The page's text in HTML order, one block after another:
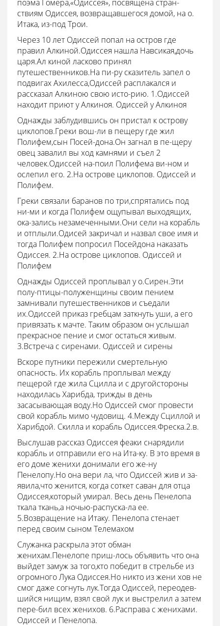
поэма Гомера,«Одиссея», посвящена стран-
ствиям Одиссея, возвращавшегося домой, на о.
Итака, из-под Трои.
Через 10 лет Одиссей попал на остров где
правил Алкиной.Одиссея нашла Навсикая,дочь
царя.Ал киной ласково принял
путешественников.На пи-ру сказитель запел о
подвигах Ахилесса,Одиссей расплакался и
рассказал Алкиною свою исто-рию. 1.Одиссей
находит приют у Алкиноя. Одиссей у Алкиноя
Однажды заблудившись он пристал к острову
циклопов.Греки вош-ли в пещеру где жил
Полифем,сын Посей-дона.Он загнал в пе-щеру
овец завалил вы ход камнями и съел 2
человек.Одиссей на-поил Полифема ви-ном и
ослепил его. 2.На острове циклопов. Одиссей и
Полифем.
Греки связали баранов по три,спрятались под
ни-ми и когда Полифем ощупывал выходящих,
ока-зались незамеченными.Они сели на корабль
и отплыли.Одисей закричал и назвал свое имя и
тогда Полифем попросил Посейдона наказать
Одиссея. 2.На острове циклопов. Одиссей и
Полифем
Однажды Одиссей проплывал у о.Сирен.Эти
полу-птицы-полуженщины своим пением
замнивали путешественников и съедали
их.Одиссей приказ гребцам заткнуть уши, а его
привязать к мачте. Таким образом он услышал
прекрасное пение и смог остаться живым.
3.Встреча с сиренами. Одиссей и сирены
Вскоре путники пережили смертельную
опасность. Их корабль проплывал между
пещерой где жила Сцилла и с другойстороны
находилась Харибда, трижды в день
засасывающая воду.Но Одиссей смог провести
свой корабль мимо чудовищ. 4.Между Сциллой и
Харибдой. Скилла и корабль Одиссея.Фреска.2.в.
Выслушав рассказ Одиссея феаки снарядили
корабль и отправили его на Ита-ку. В это время в
его доме женихи донимали его же-ну
Пенелопу.Но она вери ла, что Одиссей жив и за-
явила,что женится, когда соткет саван для отца
Одиссея,который умирал. Весь день Пенелопа
ткала ткань,а ночью-распуска-ла ее.
5.Возвращение на Итаку. Пенелопа стенает
перед своим сыном Телемахом
Служанка раскрыла этот обман
женихам.Пенелопе приш-лось объявить что она
выйдет замуж за того,кто победит в стрельбе из
огромного Лука Одиссея.Но никто из жени хов не
смог даже согнуть лук.Тогда Одиссей, переодев-
шийся нищим, взял свой лук и выстрелил а затем
пере-бил всех женихов. 6.Расправа с женихами.
Одиссей и Пенелопа.